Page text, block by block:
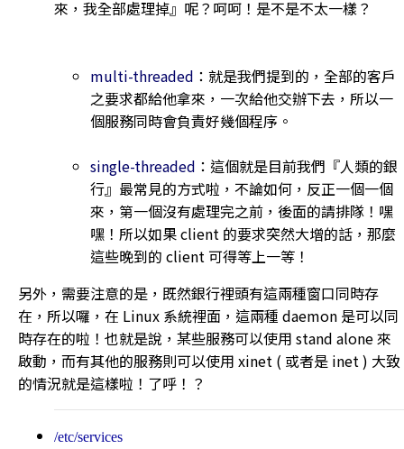
來，我全部處理掉』呢？呵呵！是不是不太一樣？
multi-threaded ：就是我們提到的，全部的客戶
之要求都給他拿來，一次給他交辦下去，所以一
個服務同時會負責好幾個程序。
single-threaded ：這個就是目前我們『人類的銀
行』最常見的方式啦，不論如何，反正一個一個
來，第一個沒有處理完之前，後面的請排隊！嘿
嘿！所以如果 client 的要求突然大增的話，那麼
這些晚到的 client 可得等上一等！
另外，需要注意的是，既然銀行裡頭有這兩種窗口同時存
在，所以囉，在 Linux 系統裡面，這兩種 daemon 是可以同
時存在的啦！也就是說，某些服務可以使用 stand alone 來
啟動，而有其他的服務則可以使用 xinet ( 或者是 inet ) 大致
的情況就是這樣啦！了呼！？
/etc/services